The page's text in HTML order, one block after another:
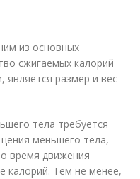
из основных
сжигаемых калорий
является размер и вес
тела требуется
меньшего тела,
время движения
калорий. Тем не менее,